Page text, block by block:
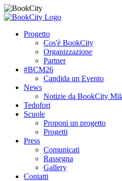
Progetto
Cos'è BookCity
Organizzazione
Partner
#BCM26
Candida un Evento
News
Notizie da BookCity
Tedofori
Scuole
Proponi un progetto
Progetti
Press
Comunicati
Rassegna
Gallery
Contatti